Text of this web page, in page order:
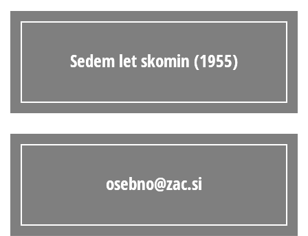
Sedem let skomin (1955)
osebno@zac.si